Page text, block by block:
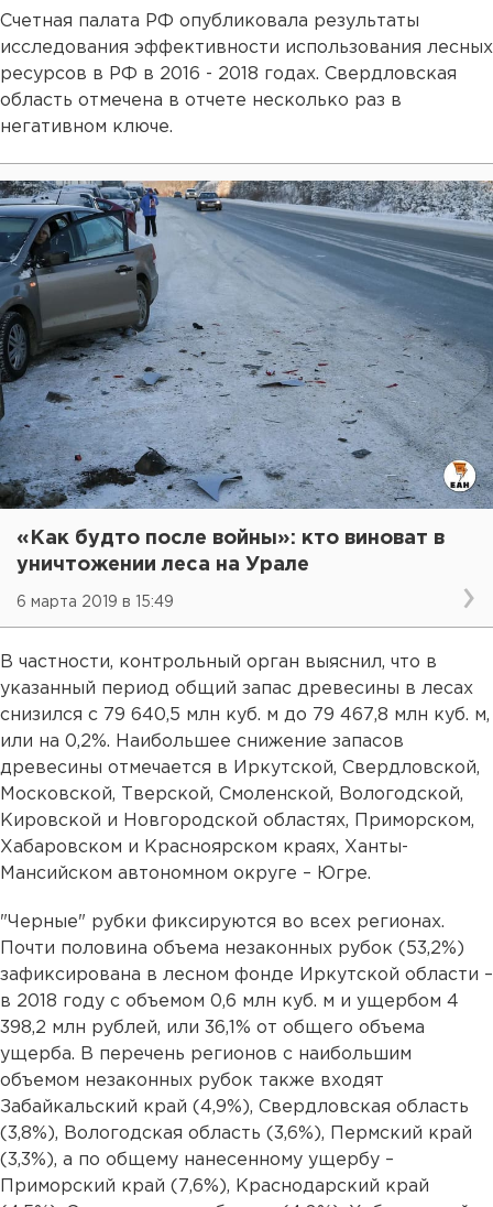
Счетная палата РФ опубликовала результаты
исследования эффективности использования лесных
ресурсов в РФ в 2016 - 2018 годах. Свердловская
область отмечена в отчете несколько раз в
негативном ключе.
«Как будто после войны»: кто виноват в
уничтожении леса на Урале
6 марта 2019 в 15:49
В частности, контрольный орган выяснил, что в
указанный период общий запас древесины в лесах
снизился с 79 640,5 млн куб. м до 79 467,8 млн куб. м,
или на 0,2%. Наибольшее снижение запасов
древесины отмечается в Иркутской, Свердловской,
Московской, Тверской, Смоленской, Вологодской,
Кировской и Новгородской областях, Приморском,
Хабаровском и Красноярском краях, Ханты-
Мансийском автономном округе – Югре.
"Черные" рубки фиксируются во всех регионах.
Почти половина объема незаконных рубок (53,2%)
зафиксирована в лесном фонде Иркутской области –
в 2018 году с объемом 0,6 млн куб. м и ущербом 4
398,2 млн рублей, или 36,1% от общего объема
ущерба. В перечень регионов с наибольшим
объемом незаконных рубок также входят
Забайкальский край (4,9%), Свердловская область
(3,8%), Вологодская область (3,6%), Пермский край
(3,3%), а по общему нанесенному ущербу –
Приморский край (7,6%), Краснодарский край